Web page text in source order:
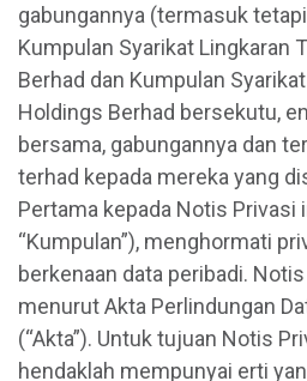
gabungannya (termasuk
Kumpulan Syarikat Lingkaran
Berhad dan Kumpulan
Holdings Berhad bersekutu,
bersama, gabungannya dan
terhad kepada mereka yang
Pertama kepada Notis
“Kumpulan”), menghormati
berkenaan data peribadi.
menurut Akta Perlindungan
(“Akta”). Untuk tujuan Notis
hendaklah mempunyai erti